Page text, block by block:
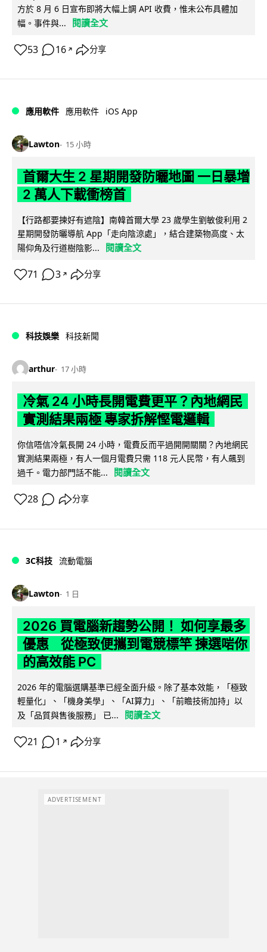
方於 8 月 6 日宣布即將大幅上調 API 收費，惟未公布具體加
幅。事件與...
閱讀全文
53 16 ↗ 分享
應用軟件 應用軟件 iOS App
Lawton 15 小時
首爾大生 2 星期開發防曬地圖 一日暴增
2 萬人下載衝榜首
【行路都要揀好有遮陰】南韓首爾大學 23 歲學生劉敏俊利用 2
星期開發防曬導航 App「走向陰涼處」，結合建築物高度、太
陽仰角及行道樹陰影...
閱讀全文
71 3 ↗ 分享
科技娛樂 科技新聞
arthur 17 小時
冷氣 24 小時長開電費更平？內地網民
實測結果兩極 專家拆解慳電邏輯
你信唔信冷氣長開 24 小時，電費反而平過開開關關？內地網民
實測結果兩極，有人一個月電費只需 118 元人民幣，有人飆到
過千。電力部門話不能...
閱讀全文
28 分享
3C科技 流動電腦
Lawton 1 日
2026 買電腦新趨勢公開！ 如何享最多
優惠 從極致便攜到電競標竿 揀選啱你
的高效能 PC
2026 年的電腦選購基準已經全面升級。除了基本效能，「極致
輕量化」、「機身美學」、「AI算力」、「前瞻技術加持」以
及「品質與售後服務」 已...
閱讀全文
21 1 ↗ 分享
ADVERTISEMENT